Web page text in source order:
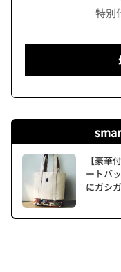
特別
【豪華
ートバ
にガシ